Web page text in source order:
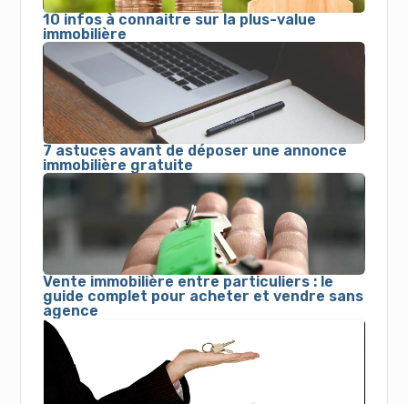
10 infos à connaitre sur la plus-value
immobilière
7 astuces avant de déposer une annonce
immobilière gratuite
Vente immobilière entre particuliers : le
guide complet pour acheter et vendre sans
agence